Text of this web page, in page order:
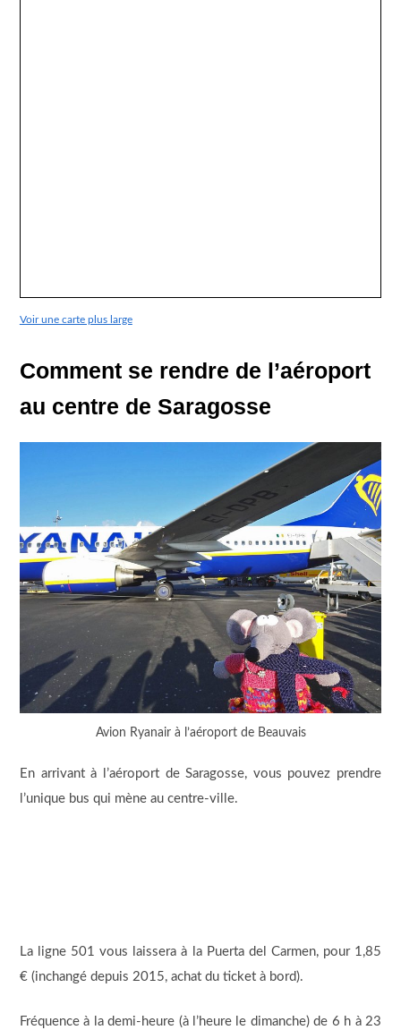
Voir une carte plus large
Comment se rendre de l’aéroport
au centre de Saragosse
Avion Ryanair à l’aéroport de Beauvais
En arrivant à l’aéroport de Saragosse, vous pouvez prendre
l’unique bus qui mène au centre-ville.
La ligne 501 vous laissera à la Puerta del Carmen, pour 1,85
€ (inchangé depuis 2015, achat du ticket à bord).
Fréquence à la demi-heure (à l’heure le dimanche) de 6 h à 23